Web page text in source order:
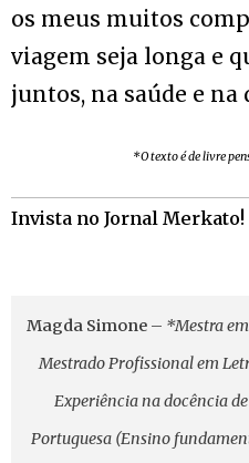
os meus muitos
viagem seja longa e
juntos, na saúde e na
*O texto é de livre
Invista no Jornal Merkato!
Magda Simone– *Mestra
Mestrado Profissional em
Experiência na docência
Portuguesa (Ensino